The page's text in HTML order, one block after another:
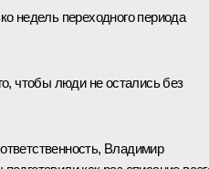
недель переходного периода
чтобы люди не остались без
Владимир